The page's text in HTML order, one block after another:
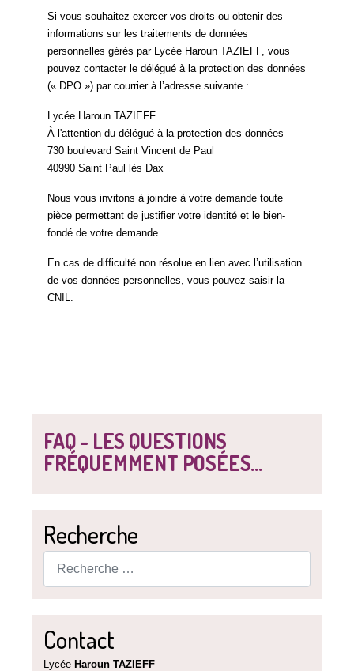
FAQ - LES QUESTIONS
FRÉQUEMMENT POSÉES...
Recherche
Contact
Lycée Haroun TAZIEFF
Si vous souhaitez exercer vos droits ou obtenir des
informations sur les traitements de données
personnelles gérés par Lycée Haroun TAZIEFF, vous
pouvez contacter le délégué à la protection des données
(« DPO ») par courrier à l’adresse suivante :
Lycée Haroun TAZIEFF
À l'attention du délégué à la protection des données
730 boulevard Saint Vincent de Paul
40990 Saint Paul lès Dax
Nous vous invitons à joindre à votre demande toute
pièce permettant de justifier votre identité et le bien-
fondé de votre demande.
En cas de difficulté non résolue en lien avec l’utilisation
de vos données personnelles, vous pouvez saisir la
CNIL.